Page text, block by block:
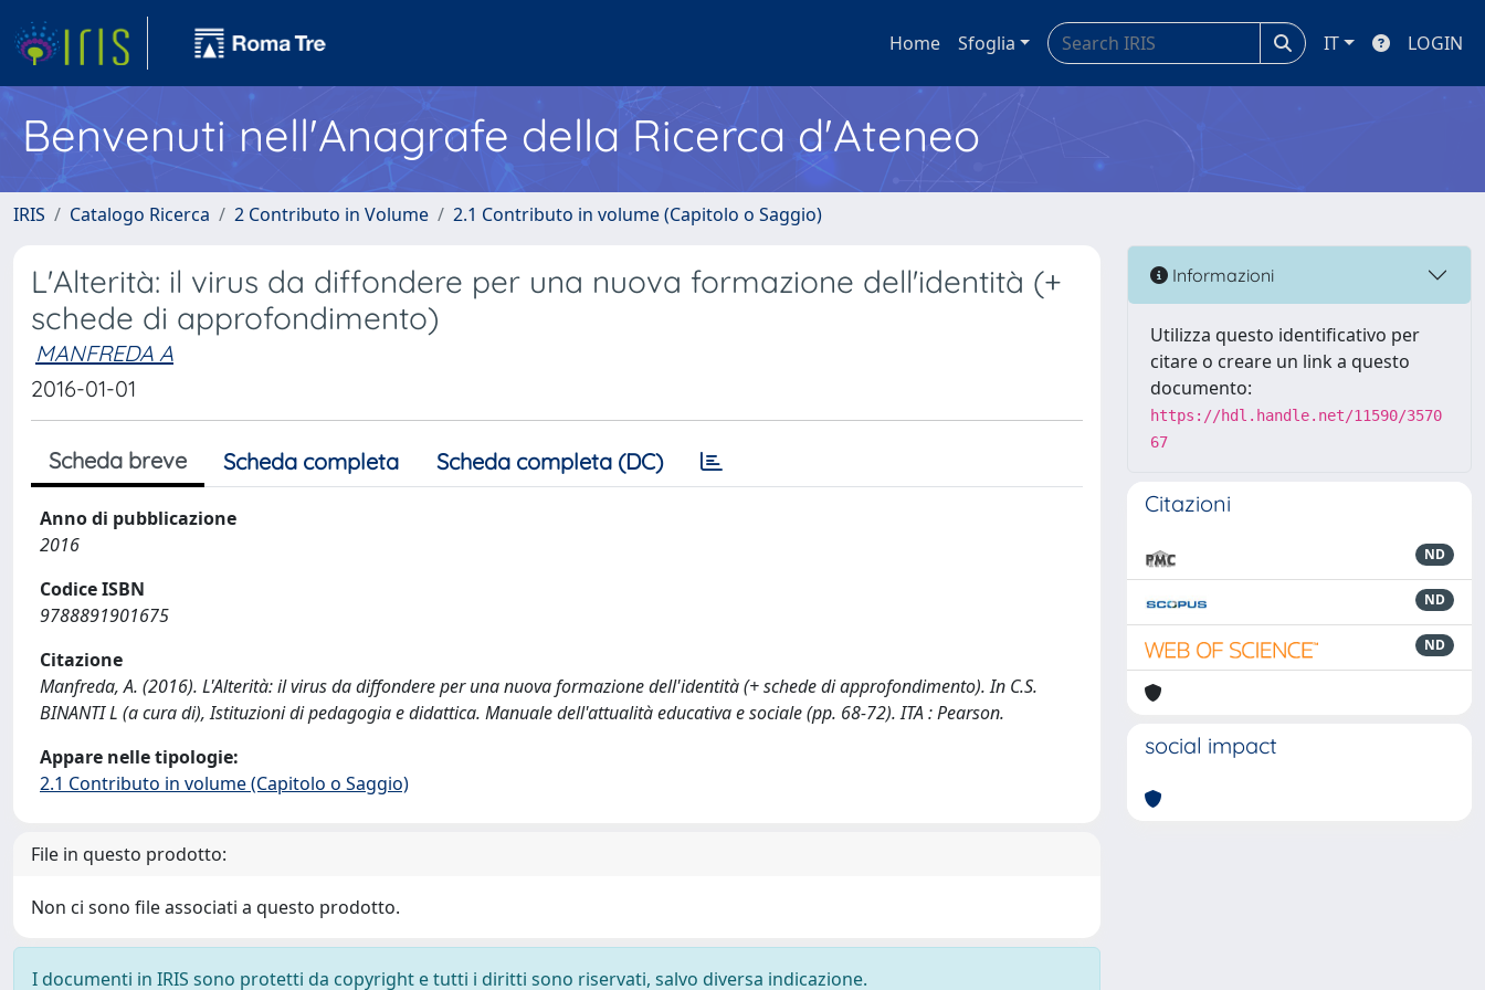
Home Sfoglia IT LOGIN
Benvenuti nell'Anagrafe della Ricerca d'Ateneo
IRIS Catalogo Ricerca 2 Contributo in Volume 2.1 Contributo in volume (Capitolo o Saggio)
L'Alterità: il virus da diffondere per una nuova formazione dell'identità (+
schede di approfondimento)
MANFREDA A
2016-01-01
Scheda breve Scheda completa Scheda completa (DC)
Anno di pubblicazione
2016
Codice ISBN
9788891901675
Citazione
Manfreda, A. (2016). L'Alterità: il virus da diffondere per una nuova formazione dell'identità (+ schede di approfondimento). In C.S.
BINANTI L (a cura di), Istituzioni di pedagogia e didattica. Manuale dell'attualità educativa e sociale (pp. 68-72). ITA : Pearson.
Appare nelle tipologie:
2.1 Contributo in volume (Capitolo o Saggio)
File in questo prodotto:
Non ci sono file associati a questo prodotto.
I documenti in IRIS sono protetti da copyright e tutti i diritti sono riservati, salvo diversa indicazione.
Informazioni
Utilizza questo identificativo per
citare o creare un link a questo
documento:
https://hdl.handle.net/11590/3570
67
Citazioni
ND
ND
ND
social impact